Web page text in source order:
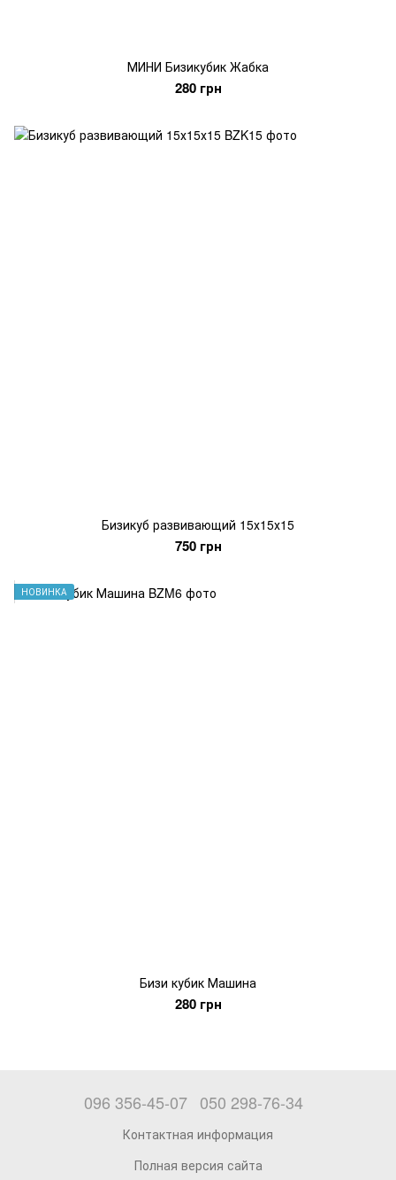
МИНИ Бизикубик Жабка
280 грн
Бизикуб развивающий 15х15х15
750 грн
НОВИНКА
Бизи кубик Машина
280 грн
096 356-45-07 050 298-76-34
Контактная информация
Полная версия сайта